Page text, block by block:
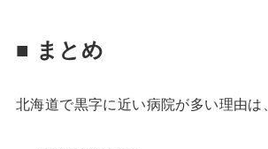
■ まとめ
北海道で黒字に近い病院が多い理由は、